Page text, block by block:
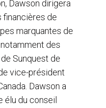
Dawson dirigera
de
marquantes de
des
Sunquest de
vice-président
Dawson a
du conseil